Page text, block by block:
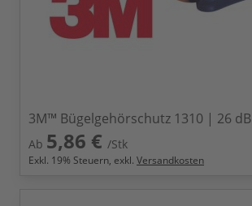
3M™ Bügelgehörschutz 1310 | 26 dB
Ab 5,86 € /Stk
Exkl. 19% Steuern, exkl. Versandkosten